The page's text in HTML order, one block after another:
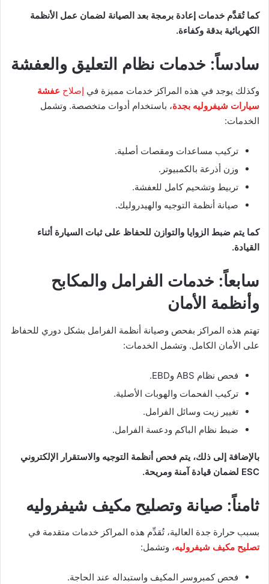
كما تُقدَّم خدمات إعادة برمجة بعد الصيانة لضمان عمل الأنظمة
الكهربائية بدقة وكفاءة.
سادساً: خدمات نظام التعليق والعفشة
وكذلك يوجد في هذه المراكز خدمات مميزة في إصلاح عفشة
سيارات شيفروليه بجدة، باستخدام أدوات متخصصة. وتشمل
الخدمات:
تركيب مساعدات ومقصات أصلية.
وزن أذرعة بالكمبيوتر.
تربيط وتشحيم كامل للعفشة.
صيانة أنظمة التوجيه والهيدروليك.
كما يتم ضبط الزوايا والتوازن للحفاظ على ثبات السيارة أثناء
القيادة.
سابعاً: خدمات الفرامل والمكابح
وأنظمة الأمان
تهتم هذه المراكز بفحص وصيانة أنظمة الفرامل بشكل دوري للحفاظ
على الأمان الكامل. وتشمل الخدمات:
فحص نظام ABS وEBD.
تركيب الفحمات والهوبات الأصلية.
تغيير زيت وسائل الفرامل.
ضبط نظام الباكم ودعسة الفرامل.
بالإضافة إلى ذلك، يتم فحص أنظمة التوجيه والاستقرار الإلكتروني
ESC لضمان قيادة آمنة ومريحة.
ثامناً: صيانة وتصليح مكيف شيفروليه
بسبب حرارة جدة العالية، تُقدِّم هذه المراكز خدمات متقدمة في
تصليح مكيف شيفروليه، وتشمل:
فحص كمبروسر المكيف واستبداله عند الحاجة.